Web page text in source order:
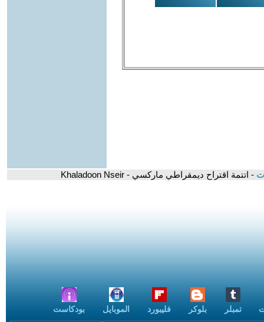
- اتتمة اقتراح ديمقراطي ماركسي - Khaladoon Nseir
تمبلر بلوكر فليبورد الموبايل بودكاست